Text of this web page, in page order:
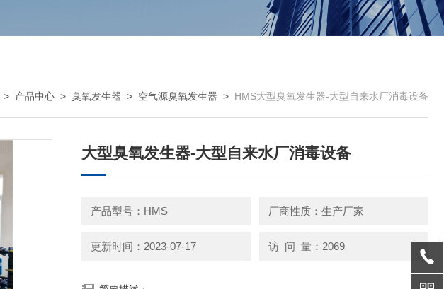
> 产品中心 > 臭氧发生器 > 空气源臭氧发生器 > HMS大型臭氧发生器-大型自来水厂消毒设备
大型臭氧发生器-大型自来水厂消毒设备
产品型号：HMS 厂商性质：生产厂家
更新时间：2023-07-17 访 问 量：2069